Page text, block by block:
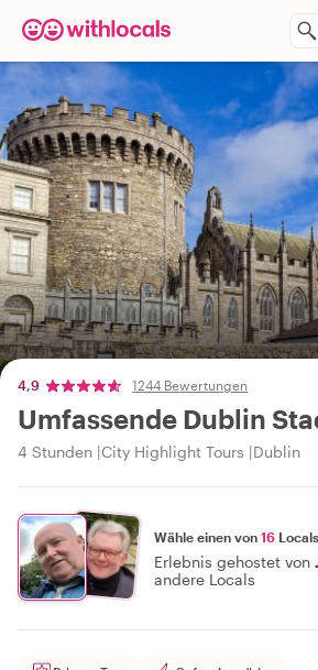
4,9 1244 Bewertungen
Umfassende Dublin
4 Stunden City Highlight Tours Dublin
Wähle einen von 16
Erlebnis gehostet von
andere Locals